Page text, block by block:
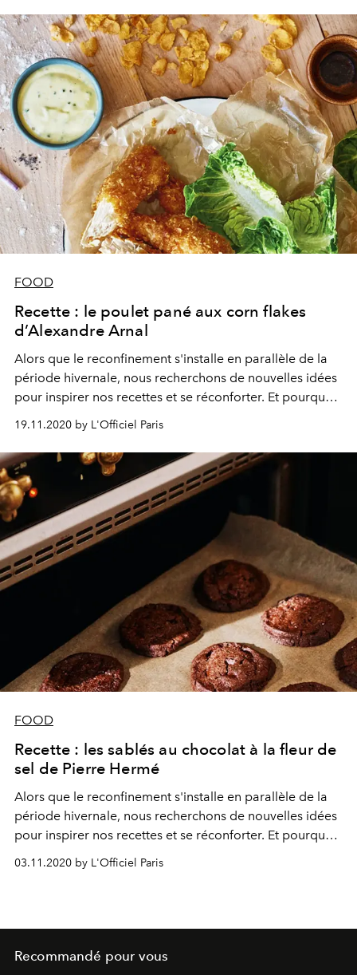
FOOD
Recette : le poulet pané aux corn flakes
d’Alexandre Arnal
Alors que le reconfinement s'installe en parallèle de la
période hivernale, nous recherchons de nouvelles idées
pour inspirer nos recettes et se réconforter. Et pourquoi
pas une version twistée du poulet pané signée
Alexandre Arnal ?
19.11.2020 by L'Officiel Paris
FOOD
Recette : les sablés au chocolat à la fleur de
sel de Pierre Hermé
Alors que le reconfinement s'installe en parallèle de la
période hivernale, nous recherchons de nouvelles idées
pour inspirer nos recettes et se réconforter. Et pourquoi
pas des sablés divinement régressifs signés Pierre
03.11.2020 by L'Officiel Paris
Recommandé pour vous